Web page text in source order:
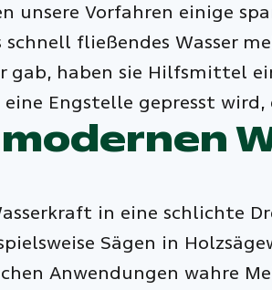
unsere Vorfahren einige
schnell fließendes Wasser
gab, haben sie Hilfsmittel
Engstelle gepresst
in eine schlichte
Sägen in
Anwendungen wahre